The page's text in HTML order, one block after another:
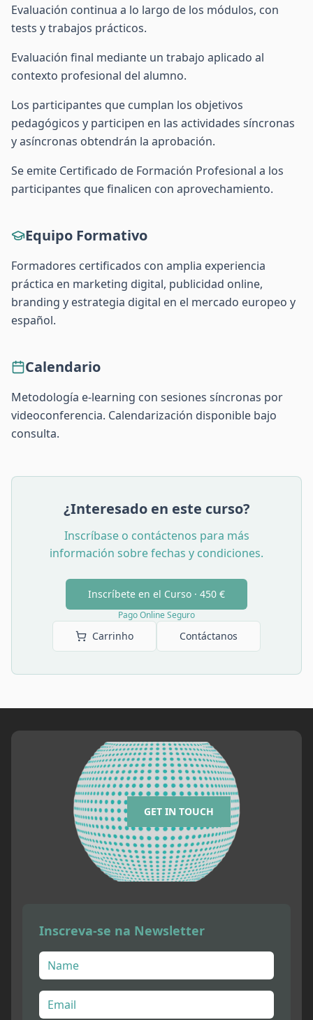
Evaluación continua a lo largo de los módulos, con
tests y trabajos prácticos.
Evaluación final mediante un trabajo aplicado al
contexto profesional del alumno.
Los participantes que cumplan los objetivos
pedagógicos y participen en las actividades síncronas
y asíncronas obtendrán la aprobación.
Se emite Certificado de Formación Profesional a los
participantes que finalicen con aprovechamiento.
Equipo Formativo
Formadores certificados con amplia experiencia
práctica en marketing digital, publicidad online,
branding y estrategia digital en el mercado europeo y
español.
Calendario
Metodología e-learning con sesiones síncronas por
videoconferencia. Calendarización disponible bajo
consulta.
¿Interesado en este curso?
Inscríbase o contáctenos para más
información sobre fechas y condiciones.
Inscríbete en el Curso · 450 €
Pago Online Seguro
Carrinho Contáctanos
GET IN TOUCH
Inscreva-se na Newsletter